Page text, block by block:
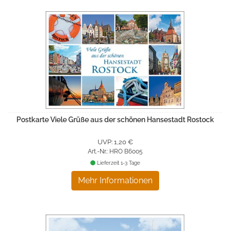
Postkarte Viele Grüße aus der schönen Hansestadt Rostock
UVP: 1,20 €
Art.-Nr.: HRO B6005
Mehr Informationen
Lieferzeit 1-3 Tage